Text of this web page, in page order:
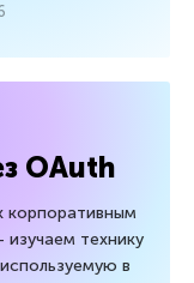
OAuth
корпоративным
технику
в